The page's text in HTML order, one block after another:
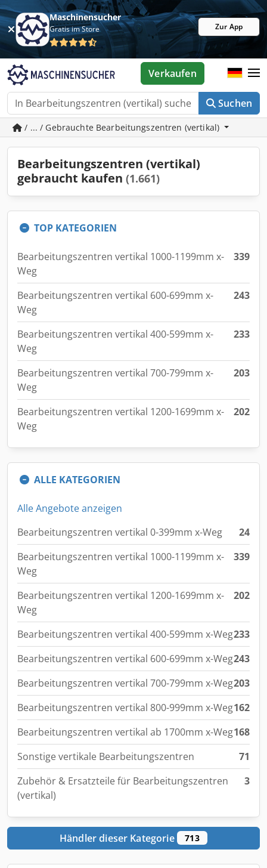
Maschinensucher
Gratis im Store Zur App
Suchen
Verkaufen
/ ... / Gebrauchte Bearbeitungszentren (vertikal)
Bearbeitungszentren (vertikal)
gebraucht kaufen (1.661)
TOP KATEGORIEN
Bearbeitungszentren vertikal 1000-1199mm x-
Weg
339
Bearbeitungszentren vertikal 600-699mm x-
Weg
243
Bearbeitungszentren vertikal 400-599mm x-
Weg
233
Bearbeitungszentren vertikal 700-799mm x-
Weg
203
Bearbeitungszentren vertikal 1200-1699mm x-
Weg
202
ALLE KATEGORIEN
Alle Angebote anzeigen
Bearbeitungszentren vertikal 0-399mm x-Weg
24
Bearbeitungszentren vertikal 1000-1199mm x-
Weg
339
Bearbeitungszentren vertikal 1200-1699mm x-
Weg
202
Bearbeitungszentren vertikal 400-599mm x-Weg233
Bearbeitungszentren vertikal 600-699mm x-Weg243
Bearbeitungszentren vertikal 700-799mm x-Weg203
Bearbeitungszentren vertikal 800-999mm x-Weg162
Bearbeitungszentren vertikal ab 1700mm x-Weg168
Sonstige vertikale Bearbeitungszentren
71
Zubehör & Ersatzteile für Bearbeitungszentren
(vertikal)
3
Händler dieser Kategorie 713